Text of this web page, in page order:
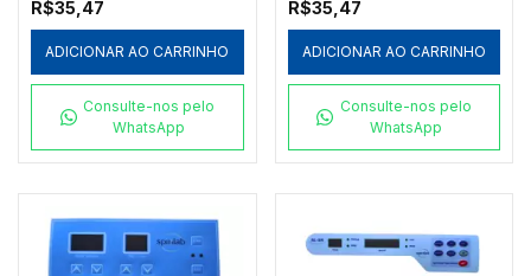
R$35,47
ADICIONAR AO CARRINHO
Consulte-nos pelo
WhatsApp
R$35,47
ADICIONAR AO CARRINHO
Consulte-nos pelo
WhatsApp